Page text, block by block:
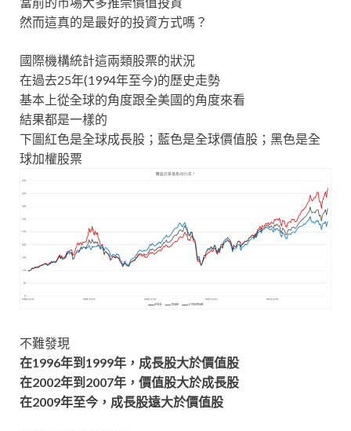
然而這真的是最好的投資方式嗎？
國際機構統計這兩類股票的狀況
在過去25年(1994年至今)的歷史走勢
基本上從全球的角度跟全美國的角度來看
結果都是一樣的
下圖紅色是全球成長股；藍色是全球價值股；黑色是全
球加權股票
不難發現
在1996年到1999年，成長股大於價值股
在2002年到2007年，價值股大於成長股
在2009年至今，成長股遠大於價值股